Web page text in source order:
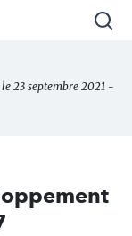
23 septembre 2021 -